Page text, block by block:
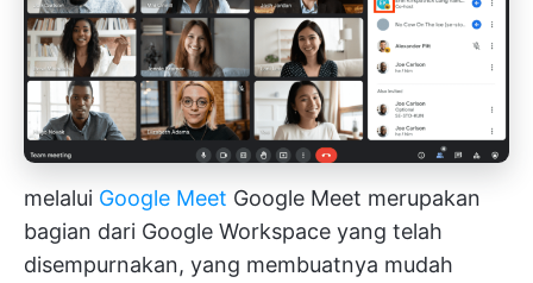
melalui Google Meet Google Meet merupakan
bagian dari Google Workspace yang telah
disempurnakan, yang membuatnya mudah